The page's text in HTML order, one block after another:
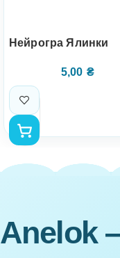
Нейрогра Ялинки
5,00 ₴
Anelok